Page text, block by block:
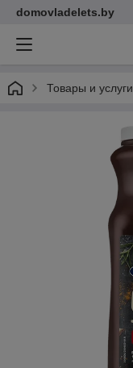
domovladelets.by
Товары и услуги